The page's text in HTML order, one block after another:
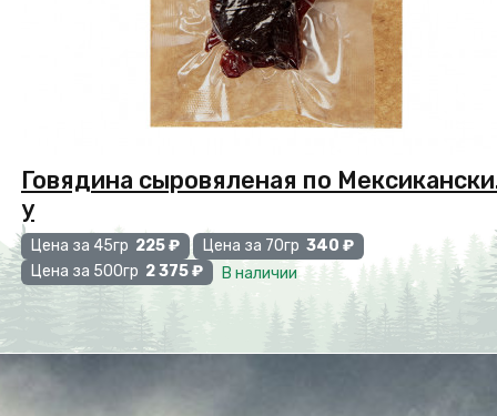
Говядина сыровяленая по
у
Цена за 45гр 225 ₽ Цена за 70гр340 ₽
Цена за 500гр 2 375 ₽ В наличии